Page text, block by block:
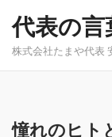
content
代表の言
株式会社たまや代表
憧れのヒト